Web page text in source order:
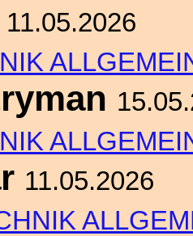
11.05.2026
11.05.2026